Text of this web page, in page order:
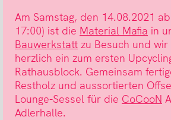
Am Samstag, den 14.08.2021
17:00) ist die Material Mafia in
Bauwerkstatt zu Besuch und wir
herzlich ein zum ersten
Rathausblock. Gemeinsam
Restholz und aussortierten
Lounge-Sessel für die CoCooN
Adlerhalle.